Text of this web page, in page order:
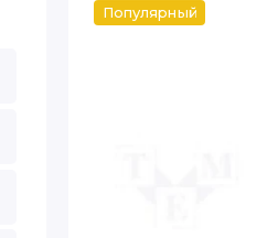
Популярный